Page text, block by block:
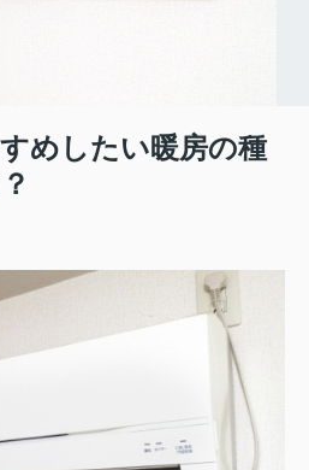
めしたい暖房の種